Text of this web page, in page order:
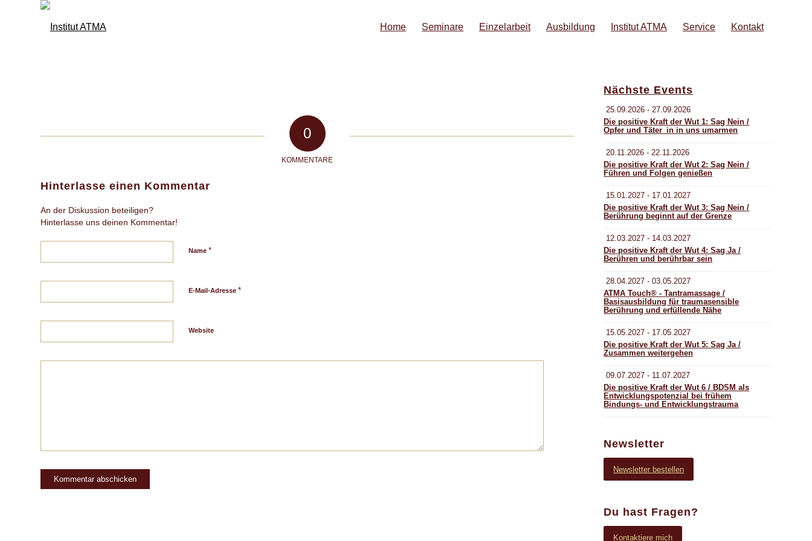
Home Seminare Einzelarbeit Ausbildung Institut ATMA Service Kontakt
0
KOMMENTARE
Hinterlasse einen Kommentar
An der Diskussion beteiligen?
Hinterlasse uns deinen Kommentar!
Name *
E-Mail-Adresse *
Website
Nächste Events
25.09.2026 - 27.09.2026
Die positive Kraft der Wut 1: Sag Nein /
Opfer und Täter_in in uns umarmen
20.11.2026 - 22.11.2026
Die positive Kraft der Wut 2: Sag Nein /
Führen und Folgen genießen
15.01.2027 - 17.01.2027
Die positive Kraft der Wut 3: Sag Nein /
Berührung beginnt auf der Grenze
12.03.2027 - 14.03.2027
Die positive Kraft der Wut 4: Sag Ja /
Berühren und berührbar sein
28.04.2027 - 03.05.2027
ATMA Touch® - Tantramassage /
Basisausbildung für traumasensible
Berührung und erfüllende Nähe
15.05.2027 - 17.05.2027
Die positive Kraft der Wut 5: Sag Ja /
Zusammen weitergehen
09.07.2027 - 11.07.2027
Die positive Kraft der Wut 6 / BDSM als
Entwicklungspotenzial bei frühem
Bindungs- und Entwicklungstrauma
Newsletter
Newsletter bestellen
Du hast Fragen?
Kontaktiere mich